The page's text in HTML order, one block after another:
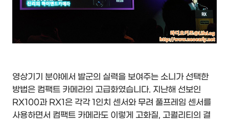
영상기기 분야에서 발군의 실력을 보여주는 소니가 선택한
방법은 컴팩트 카메라의 고급화였습니다. 지난해 선보인
RX100과 RX1은 각각 1인치 센서와 무려 풀프레임 센서를
사용하면서 컴팩트 카메라도 이렇게 고화질, 고퀄리티의 결